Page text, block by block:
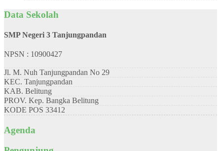
Data Sekolah
SMP Negeri 3 Tanjungpandan
NPSN : 10900427
Jl. M. Nuh Tanjungpandan No 29
KEC. Tanjungpandan
KAB. Belitung
PROV. Kep. Bangka Belitung
KODE POS 33412
Agenda